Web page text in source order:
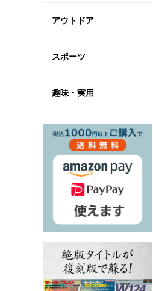
アウトドア
スポーツ
趣味・実用